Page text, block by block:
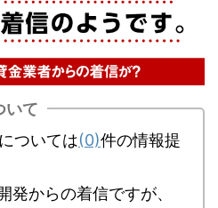
て
ついては(0)件の情報提
発からの着信ですが、